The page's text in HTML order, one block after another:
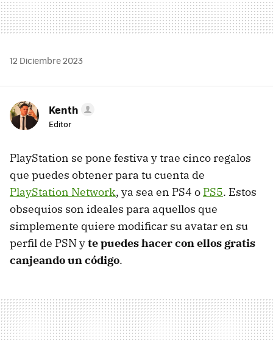
12 Diciembre 2023
Kenth
Editor
PlayStation se pone festiva y trae cinco regalos
que puedes obtener para tu cuenta de
PlayStation Network, ya sea en PS4 o PS5. Estos
obsequios son ideales para aquellos que
simplemente quiere modificar su avatar en su
perfil de PSN yte puedes hacer con ellos gratis
canjeando un código.